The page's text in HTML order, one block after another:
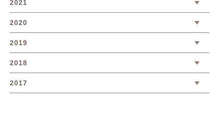
2021
2020
2019
2018
2017